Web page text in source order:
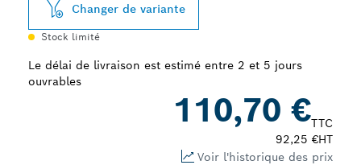
Changer de variante
Stock limité
Le délai de livraison est estimé entre 2 et 5 jours
ouvrables
110,70 €TTC
92,25 €HT
Voir l'historique des prix